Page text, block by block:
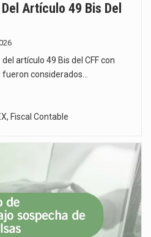
Artículo 49 Bis Del
artículo 49 Bis del CFF con
considerados…
, Fiscal Contable